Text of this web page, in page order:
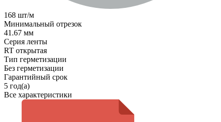
168 шт/м
Минимальный отрезок
41.67 мм
Серия ленты
RT открытая
Тип герметизации
Без герметизации
Гарантийный срок
5 год(а)
Все характеристики